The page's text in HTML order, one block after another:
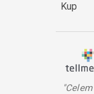
Kup